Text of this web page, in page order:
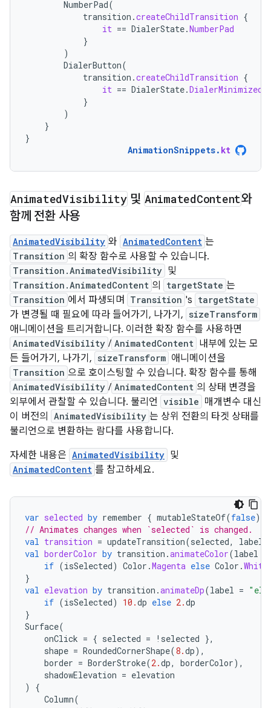
NumberPad(
transition .createChildTransition {
it == DialerState.NumberPad
}
)
DialerButton(
transition .createChildTransition {
it == DialerState.DialerMinimized
}
)
}
}
AnimationSnippets. kt
AnimatedVisibility 및 AnimatedContent와
함께 전환 사용
AnimatedVisibility 와 AnimatedContent 는
Transition 의 확장 함수로 사용할 수 있습니다.
Transition.AnimatedVisibility 및
Transition.AnimatedContent 의 targetState 는
Transition 에서 파생되며 Transition 's targetState
가 변경될 때 필요에 따라 들어가기, 나가기, sizeTransform
애니메이션을 트리거합니다. 이러한 확장 함수를 사용하면
AnimatedVisibility / AnimatedContent 내부에 있는 모
든 들어가기, 나가기, sizeTransform 애니메이션을
Transition 으로 호이스팅할 수 있습니다. 확장 함수를 통해
AnimatedVisibility / AnimatedContent 의 상태 변경을
외부에서 관찰할 수 있습니다. 불리언 visible 매개변수 대신
이 버전의
AnimatedVisibility 는 상위 전환의 타겟 상태를
불리언으로 변환하는 람다를 사용합니다.
자세한 내용은 AnimatedVisibility 및
AnimatedContent 를 참고하세요.
var selected by remember { mutableStateOf(false)
// Animates changes when `selected` is changed.
val transition = updateTransition(selected, label
val borderColor by transition .animateColor(label
if (isSelected) Color .Magenta else Color .White
}
val elevation by transition .animateDp(label =
if (isSelected) 10.dp else 2.dp
}
Surface(
onClick = { selected = ! selected },
shape = RoundedCornerShape(8.dp),
border = BorderStroke(2.dp, borderColor),
shadowElevation = elevation
)
{
Column(